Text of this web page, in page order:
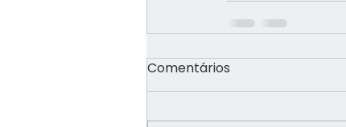
Comentários